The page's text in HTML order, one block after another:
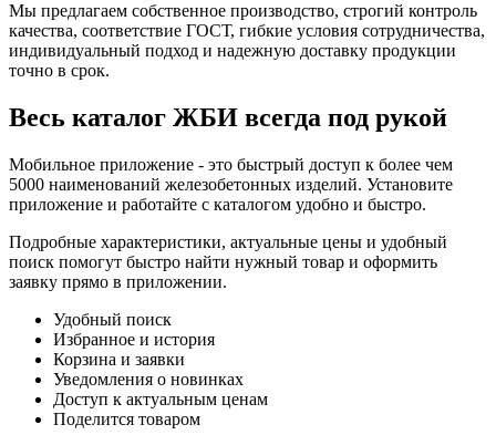
Мы предлагаем собственное производство, строгий контроль
качества, соответствие ГОСТ, гибкие условия сотрудничества,
индивидуальный подход и надежную доставку продукции
точно в срок.
Весь каталог ЖБИ всегда под рукой
Мобильное приложение - это быстрый доступ к более чем
5000 наименований железобетонных изделий. Установите
приложение и работайте с каталогом удобно и быстро.
Подробные характеристики, актуальные цены и удобный
поиск помогут быстро найти нужный товар и оформить
заявку прямо в приложении.
Удобный поиск
Избранное и история
Корзина и заявки
Уведомления о новинках
Доступ к актуальным ценам
Поделится товаром